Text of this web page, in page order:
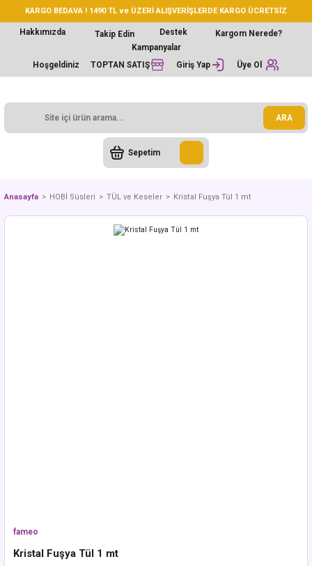
KARGO BEDAVA ! 1490 TL ve ÜZERİ ALIŞVERİŞLERDE KARGO ÜCRETSİZ
Hakkımızda Takip Edin Destek
Kargom Nerede?
Kampanyalar
Hoşgeldiniz
TOPTAN SATIŞ Giriş Yap Üye Ol
ARA
Sepetim
Anasayfa HOBİ Süsleri TÜL ve Keseler Kristal Fuşya Tül 1 mt
fameo
Kristal Fuşya Tül 1 mt